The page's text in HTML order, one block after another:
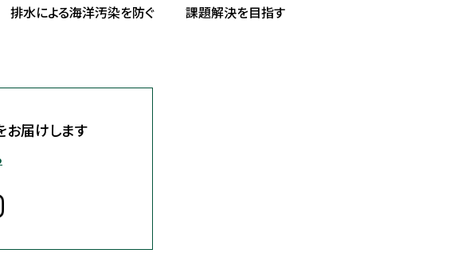
排水による海洋汚染を防ぐ
課題解決を目指す
お届けします